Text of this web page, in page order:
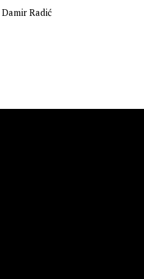
Damir Radić